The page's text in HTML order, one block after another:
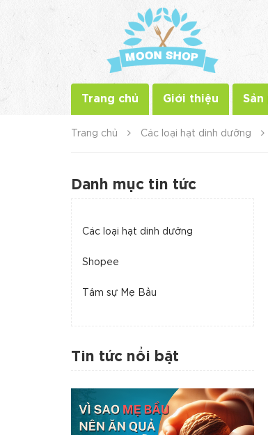
Trang chủ Giới thiệu Sản
Trang chủ Các loại hạt dinh dưỡng
Danh mục tin tức
Các loại hạt dinh dưỡng
Shopee
Tâm sự Mẹ Bầu
Tin tức nổi bật